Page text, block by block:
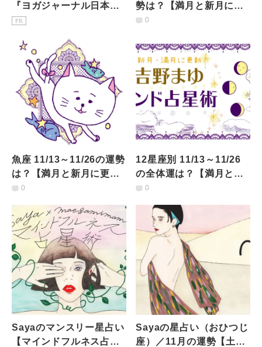
『ヨガジャーナル日本
版』予約購読のご案内
PR
勢は？【満月と新月に更
新！インド占星術】
0
魚座 11/13～11/26の運勢
は？【満月と新月に更
新！インド占星術】
0
12星座別 11/13～11/26
の全体運は？【満月と新
月に更新！インド占星
0
Sayaのマンスリー星占い
【マインドフルネス占星
Sayaの星占い（おひつじ
座）／11月の運勢【土星